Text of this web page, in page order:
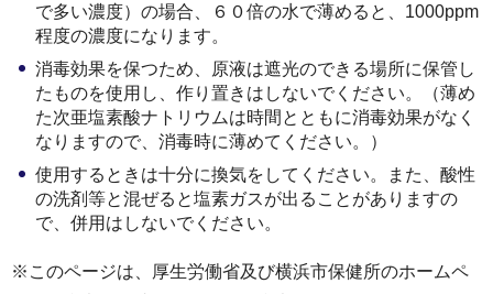
で多い濃度）の場合、６０倍の水で薄めると、1000ppm
程度の濃度になります。
消毒効果を保つため、原液は遮光のできる場所に保管し
たものを使用し、作り置きはしないでください。（薄め
た次亜塩素酸ナトリウムは時間とともに消毒効果がなく
なりますので、消毒時に薄めてください。）
使用するときは十分に換気をしてください。また、酸性
の洗剤等と混ぜると塩素ガスが出ることがありますの
で、併用はしないでください。
※このページは、厚生労働省及び横浜市保健所のホームペ